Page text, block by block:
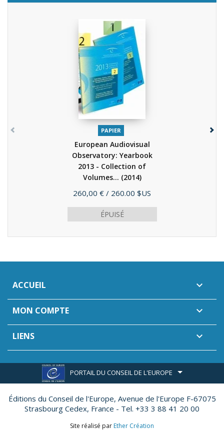
PAPIER
European Audiovisual
Observatory: Yearbook
2013 - Collection of
Volumes... (2014)
Prix
260,00 € / 260.00 $US
ÉPUISÉ
ACCUEIL 
MON COMPTE 
LIENS 
PORTAIL DU CONSEIL DE L'EUROPE
Éditions du Conseil de l'Europe, Avenue de l'Europe F-67075
Strasbourg Cedex, France - Tel. +33 3 88 41 20 00
Site réalisé par Ether Création